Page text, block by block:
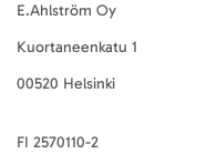
E.Ahlström Oy
Kuortaneenkatu 1
00520 Helsinki
FI 2570110-2